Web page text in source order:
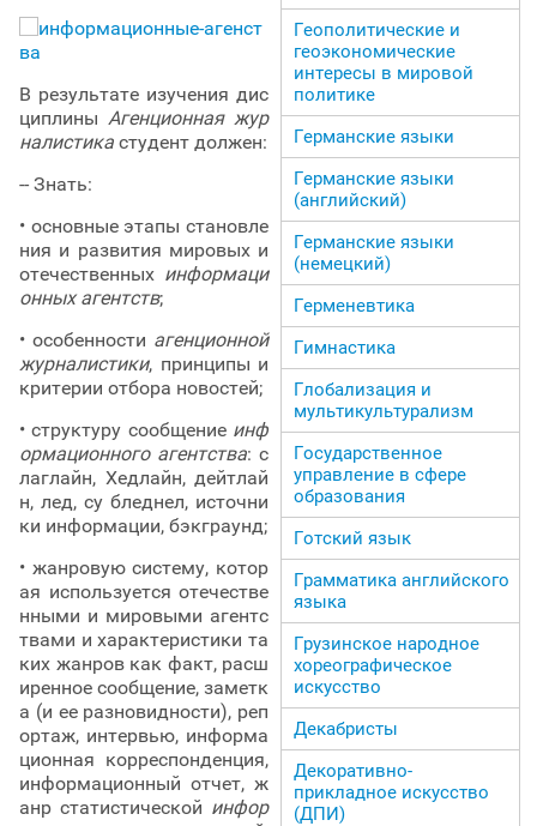
В результате изучения дис
циплины Агенционная жур
налистика студент должен:
-- Знать:
• основные этапы становле
ния и развития мировых и
отечественных информаци
онных агентств;
• особенности агенционной
журналистики, принципы и
критерии отбора новостей;
• структуру сообщение инф
ормационного агентства: с
лаглайн, Хедлайн, дейтлай
н, лед, су бледнел, источни
ки информации, бэкграунд;
• жанровую систему, котор
ая используется отечестве
нными и мировыми агентс
твами и характеристики та
ких жанров как факт, расш
иренное сообщение, заметк
а (и ее разновидности), реп
ортаж, интервью, информа
ционная корреспонденция,
информационный отчет, ж
анр статистической инфор
Геополитические и
геоэкономические
интересы в мировой
политике
Германские языки
Германские языки
(английский)
Германские языки
(немецкий)
Герменевтика
Гимнастика
Глобализация и
мультикультурализм
Государственное
управление в сфере
образования
Готский язык
Грамматика английского
языка
Грузинское народное
хореографическое
искусство
Декабристы
Декоративно-
прикладное искусство
(ДПИ)